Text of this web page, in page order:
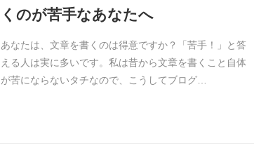
くのが苦手なあなたへ
あなたは、文章を書くのは得意ですか？「苦手！」と答
える人は実に多いです。私は昔から文章を書くこと自体
が苦にならないタチなので、こうしてブログ…